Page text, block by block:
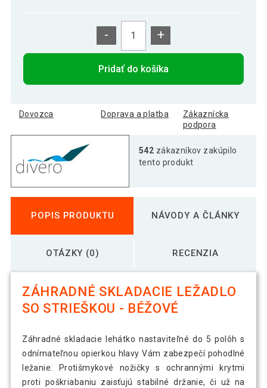
- +
Pridať do košíka
Dovozca Doprava a platba
Zákaznícka
podpora
542 zákazníkov zakúpilo
tento produkt
POPIS PRODUKTU NÁVODY A ČLÁNKY
OTÁZKY (0) RECENZIA
ZÁHRADNÉ SKLADACIE LEŽADLO
SO STRIEŠKOU - BÉŽOVÉ
Záhradné skladacie lehátko nastaviteľné do 5 polôh s
odnímateľnou opierkou hlavy Vám zabezpečí pohodlné
ležanie. Protišmykové nožičky s ochrannými krytmi
proti poškriabaniu zaisťujú stabilné držanie, či už na